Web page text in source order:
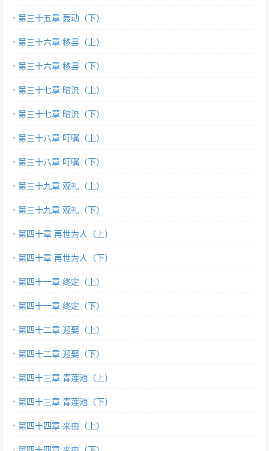
第三十五章 轰动（下）
第三十六章 移县（上）
第三十六章 移县（下）
第三十七章 暗流（上）
第三十七章 暗流（下）
第三十八章 叮嘱（上）
第三十八章 叮嘱（下）
第三十九章 观礼（上）
第三十九章 观礼（下）
第四十章 再世为人（上）
第四十章 再世为人（下）
第四十一章 终定（上）
第四十一章 终定（下）
第四十二章 迎娶（上）
第四十二章 迎娶（下）
第四十三章 青莲池（上）
第四十三章 青莲池（下）
第四十四章 来由（上）